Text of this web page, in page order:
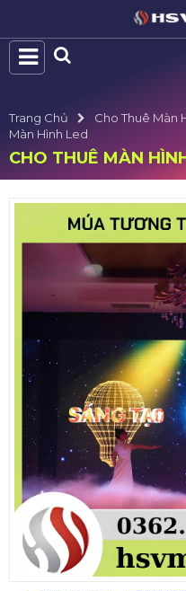
Trang Chủ Cho Thuê Màn
Màn Hình Led
CHO THUÊ MÀN